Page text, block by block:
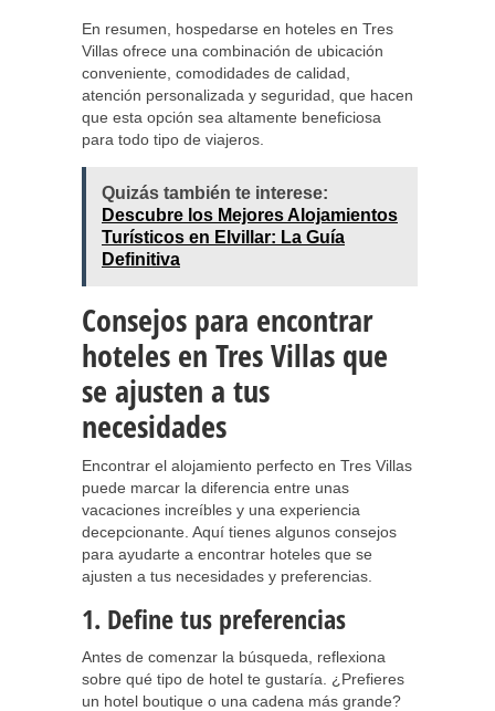
En resumen, hospedarse en hoteles en Tres
Villas ofrece una combinación de ubicación
conveniente, comodidades de calidad,
atención personalizada y seguridad, que hacen
que esta opción sea altamente beneficiosa
para todo tipo de viajeros.
Quizás también te interese:
Descubre los Mejores Alojamientos
Turísticos en Elvillar: La Guía
Definitiva
Consejos para encontrar
hoteles en Tres Villas que
se ajusten a tus
necesidades
Encontrar el alojamiento perfecto en Tres Villas
puede marcar la diferencia entre unas
vacaciones increíbles y una experiencia
decepcionante. Aquí tienes algunos consejos
para ayudarte a encontrar hoteles que se
ajusten a tus necesidades y preferencias.
1. Define tus preferencias
Antes de comenzar la búsqueda, reflexiona
sobre qué tipo de hotel te gustaría. ¿Prefieres
un hotel boutique o una cadena más grande?